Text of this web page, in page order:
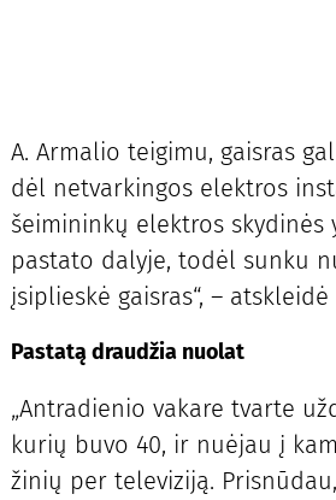
A. Armalio teigimu, gaisras
dėl netvarkingos elektros
šeimininkų elektros skydinės
pastato dalyje, todėl sunku
įsiplieskė gaisras“, –
Pastatą draudžia nuolat
„Antradienio vakare tvarte
kurių buvo 40, ir nuėjau į
žinių per televiziją.